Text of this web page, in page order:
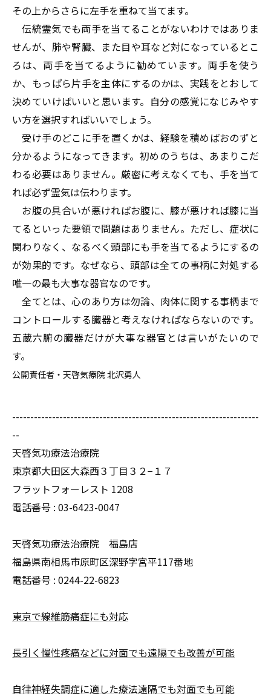
その上からさらに左手を重ねて当てます。
伝統霊気でも両手を当てることがないわけではありま
せんが、肺や腎臓、また目や耳など対になっているとこ
ろは、両手を当てるように勧めています。両手を使う
か、もっぱら片手を主体にするのかは、実践をとおして
決めていけばいいと思います。自分の感覚になじみやす
い方を選択すればいいでしょう。
受け手のどこに手を置くかは、経験を積めばおのずと
分かるようになってきます。初めのうちは、あまりこだ
わる必要はありません。厳密に考えなくても、手を当て
れば必ず霊気は伝わります。
お腹の具合いが悪ければお腹に、膝が悪ければ膝に当
てるといった要領で問題はありません。ただし、症状に
関わりなく、なるべく頭部にも手を当てるようにするの
が効果的です。なぜなら、頭部は全ての事柄に対処する
唯一の最も大事な器官なのです。
全てとは、心のあり方は勿論、肉体に関する事柄まで
コントロールする臓器と考えなければならないのです。
五蔵六腑の臓器だけが大事な器官とは言いがたいので
す。
公開責任者・天啓気療院 北沢勇人
--------------------------------------------------------------------
--
天啓気功療法治療院
東京都大田区大森西３丁目３２−１７
フラットフォーレスト 1208
電話番号 : 03-6423-0047
天啓気功療法治療院 福島店
福島県南相馬市原町区深野字宮平117番地
電話番号 : 0244-22-6823
東京で線維筋痛症にも対応
長引く慢性疼痛などに対面でも遠隔でも改善が可能
自律神経失調症に適した療法遠隔でも対面でも可能